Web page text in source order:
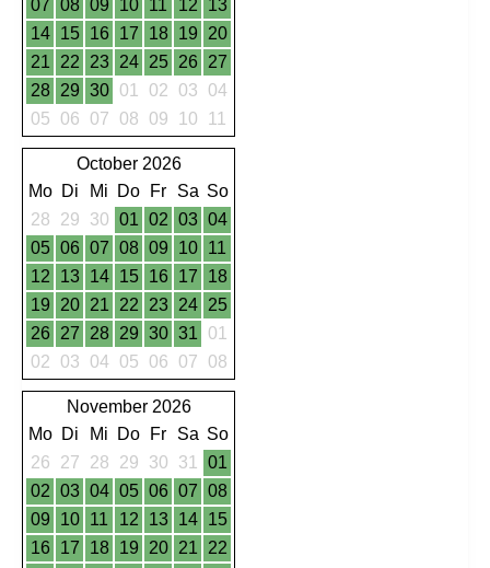
07 08 09 10 11 12
13
14
15 16 17 18 19
20
21
22 23 24 25 26
27
28
29 30 01 02 03
04
05
06 07 08 09 10 11
October 2026
Mo
Di Mi Do Fr Sa So
28
29 30 01 02 03 04
05 06 07 08 09 10
11
12
13 14 15 16 17
18
19
20 21 22 23 24
25
26
27 28 29 30 31
01
02
03 04 05 06 07 08
November 2026
Mo
Di Mi Do Fr Sa So
26
27 28 29 30 31
01
02 03 04 05 06 07 08
09
10 11 12 13 14
15
16
17 18 19 20 21
22